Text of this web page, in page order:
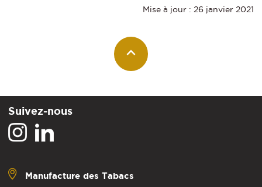
Mise à jour : 26 janvier 2021
Suivez-nous
Manufacture des Tabacs